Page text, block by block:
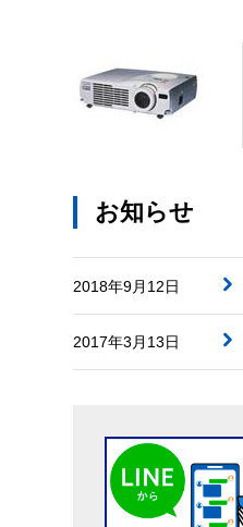
お知らせ
2018年9月12日
2017年3月13日